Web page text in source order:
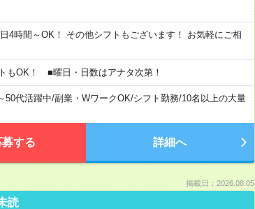
4時間～OK！ その他シフトもございます！ お気軽にご相
もOK！ ■曜日・日数はアナタ次第！
50代活躍中/副業・WワークOK/シフト勤務/10名以上の大量
募する 詳細へ
掲載日：2026.08.05
読